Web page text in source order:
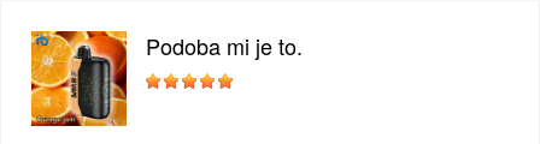
Podoba mi je to.